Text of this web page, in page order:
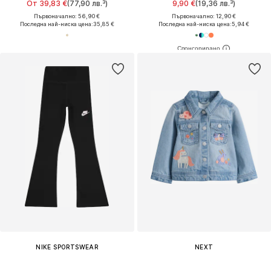
От 39,83 €(77,90 лв.³)
Първоначално: 56,90 €
Последна най-ниска цена:35,85 €
9,90 €(19,36 лв.³)
Първоначално: 12,90 €
Последна най-ниска цена:5,94 €
NIKE SPORTSWEAR
NEXT